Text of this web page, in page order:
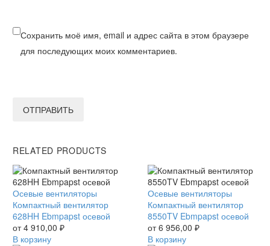
Сохранить моё имя, email и адрес сайта в этом браузере
для последующих моих комментариев.
ОТПРАВИТЬ
RELATED PRODUCTS
Компактный
вентилятор
628HH
Ebmpapst
осевой
Осевые вентиляторы
Компактный вентилятор
628HH Ebmpapst осевой
от4 910,00 ₽
В корзину
Компактный
вентилятор
8550TV
Ebmpapst
осевой
Осевые вентиляторы
Компактный вентилятор
8550TV Ebmpapst осевой
от6 956,00 ₽
В корзину